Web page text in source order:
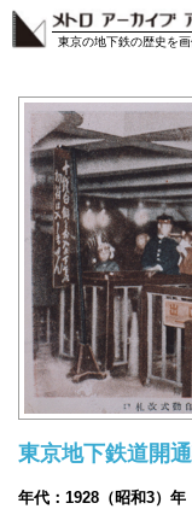
東京の地下鉄の歴史を
東京地下鉄道開
年代：1928（昭和3）年